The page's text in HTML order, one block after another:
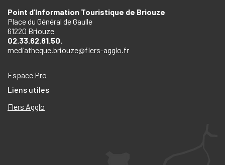
Point d’Information Touristique de Briouze
Place du Général de Gaulle
61220 Briouze
02.33.62.81.50.
mediatheque.briouze@flers-agglo.fr
Espace Pro
Liens utiles
Flers Agglo